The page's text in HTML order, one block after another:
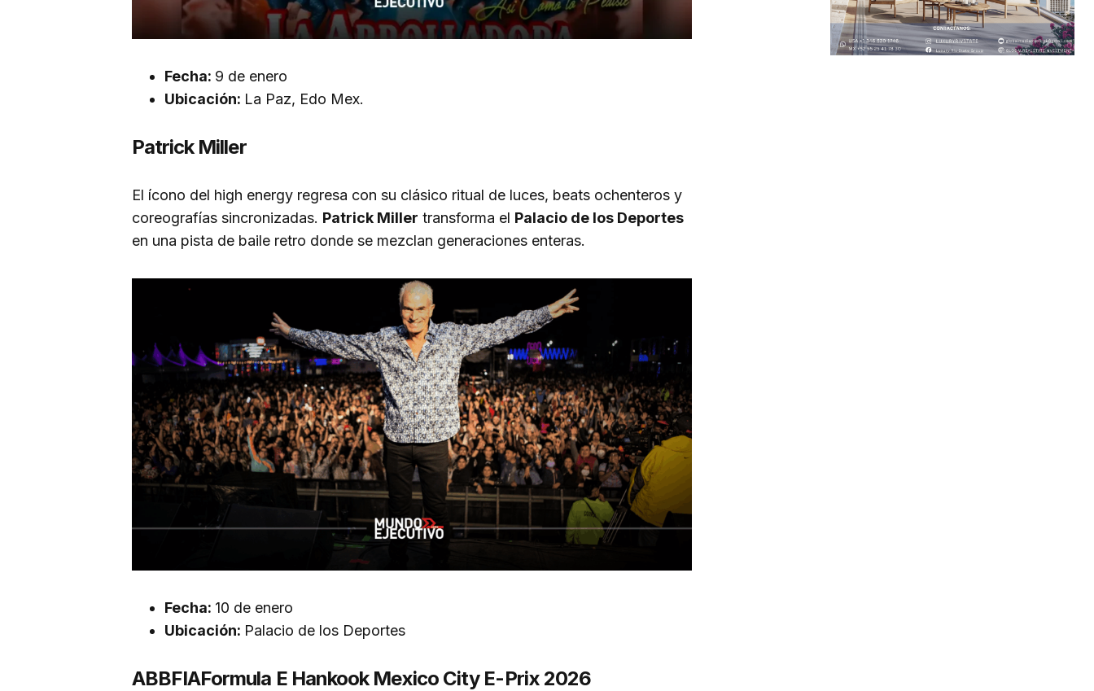
Fecha: 9 de enero
Ubicación: La Paz, Edo Mex.
Patrick Miller
El ícono del high energy regresa con su clásico ritual de luces, beats ochenteros y
coreografías sincronizadas. Patrick Miller transforma el Palacio de los Deportes
en una pista de baile retro donde se mezclan generaciones enteras.
Fecha: 10 de enero
Ubicación: Palacio de los Deportes
ABBFIAFormula E Hankook Mexico City E-Prix 2026